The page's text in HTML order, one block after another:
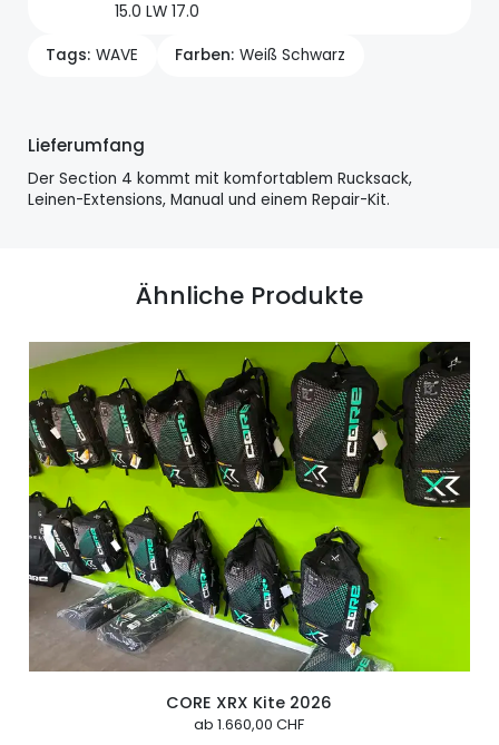
15.0 LW 17.0
Tags WAVE Farben Weiß Schwarz
Lieferumfang
Der Section 4 kommt mit komfortablem Rucksack,
Leinen-Extensions, Manual und einem Repair-Kit.
Ähnliche Produkte
CORE XRX Kite 2026
ab 1.660,00 CHF